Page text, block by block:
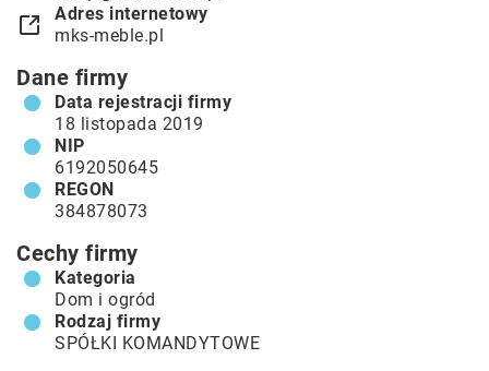
Adres internetowy
mks-meble.pl
Dane firmy
Data rejestracji firmy
18 listopada 2019
NIP
6192050645
REGON
384878073
Cechy firmy
Kategoria
Dom i ogród
Rodzaj firmy
SPÓŁKI KOMANDYTOWE